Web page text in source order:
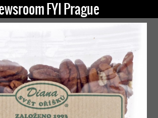
FYI Prague